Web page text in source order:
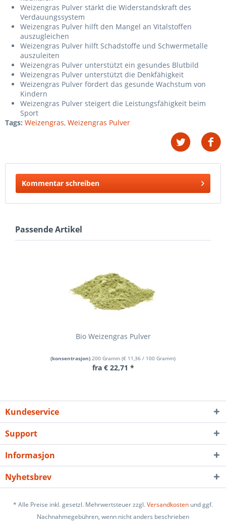
Weizengras Pulver stärkt die Widerstandskraft des
Verdauungssystem
Weizengras Pulver hilft den Mangel an Vitalstoffen
auszugleichen
Weizengras Pulver hilft Schadstoffe und Schwermetalle
auszuleiten
Weizengras Pulver unterstützt ein gesundes Blutbild
Weizengras Pulver unterstützt die Denkfähigkeit
Weizengras Pulver fördert das gesunde Wachstum von
Kindern
Weizengras Pulver steigert die Leistungsfähigkeit beim
Sport
Tags: Weizengras, Weizengras Pulver
Kommentar schreiben
Passende Artikel
Bio Weizengras Pulver
(konsentrasjon) 200 Gramm (€ 11,36 / 100 Gramm)
fra € 22,71 *
Kundeservice
Support
Informasjon
Nyhetsbrev
* Alle Preise inkl. gesetzl. Mehrwertsteuer zzgl.Versandkosten und ggf.
Nachnahmegebühren, wenn nicht anders beschrieben